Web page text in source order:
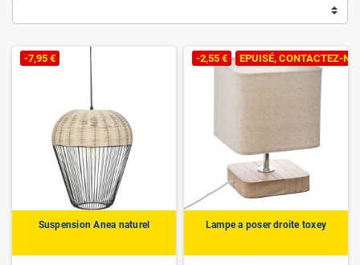
-7,95 €
Suspension Anea naturel
-2,55 € EPUISÉ, CONTACTEZ-
Lampe a poser droite toxey